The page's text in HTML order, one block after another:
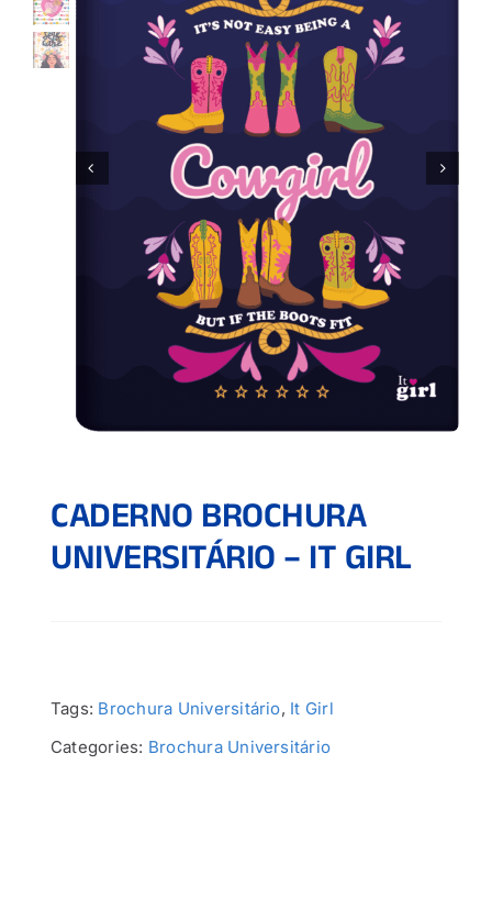
CADERNO BROCHURA
UNIVERSITÁRIO – IT GIRL
Tags: Brochura Universitário, It Girl
Categories: Brochura Universitário